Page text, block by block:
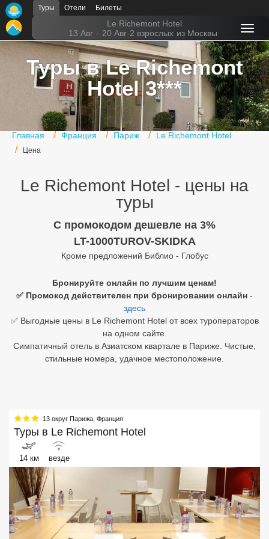
Туры Отели Билеты
Le Richemont Hotel
13 Авг - 20 Авг 2 взрослых из Москвы
Туры в Le Richemont
Hotel 3***
Главная Франция Париж Le Richemont Hotel
Цена
Le Richemont Hotel - цены на
туры
C промокодом дешевле на 3%
LT-1000TUROV-SKIDKA
Кроме предложений Библио - Глобус
Бронируйте онлайн по лучшим ценам!
✅ Промокод действителен при бронировании онлайн -
здесь
✅ Выгодные цены в Le Richemont Hotel от всех туроператоров
на одном сайте.
Симпатичный отель в Азиатском квартале в Париже. Чистые,
стильные номера, удачное местоположение.
13 округ Парижа, Франция
Туры в Le Richemont Hotel
14 км везде
Главная
Горящие туры
Туры в Турцию
Туры в Египет
Туры в ОАЭ
Офис г. Москва
Египет
Куба
Северный Гоа
Южный Гоа
Занзибар
Абхазия
Большой Сочи